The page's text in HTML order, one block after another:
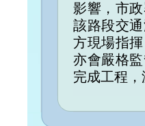
影響，市
該路段交
方現場指
亦會嚴格
完成工程